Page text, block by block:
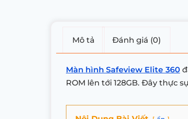
Mô tả Đánh giá (0)
Màn hình Safeview Elite 360
ROM lên tới 128GB. Đây thực